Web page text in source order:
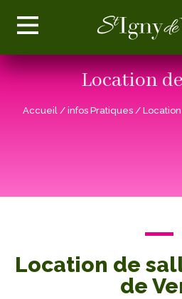
Location
Accueil / infos Pratiques /
Location de
de